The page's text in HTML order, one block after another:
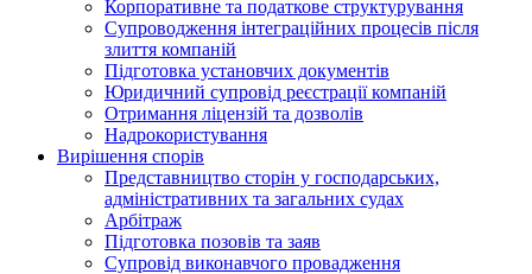
Корпоративне та податкове структурування
Супроводження інтеграційних процесів після
злиття компаній
Підготовка установчих документів
Юридичний супровід реєстрації компаній
Отримання ліцензій та дозволів
Надрокористування
Вирішення спорів
Представництво сторін у господарських,
адміністративних та загальних судах
Арбітраж
Підготовка позовів та заяв
Супровід виконавчого провадження